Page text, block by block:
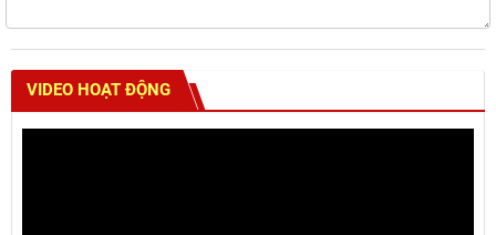
VIDEO HOẠT ĐỘNG